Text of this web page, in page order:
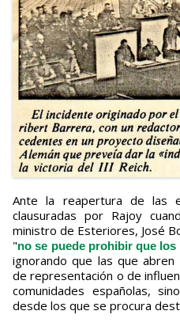
Ante la reapertura de las embajadas, que habían sido
clausuradas por Rajoy
ministro de Esteriores, José
"no se puede prohibir que los
ignorando que las que
de representación o de
comunidades españolas,
desde los que se procura